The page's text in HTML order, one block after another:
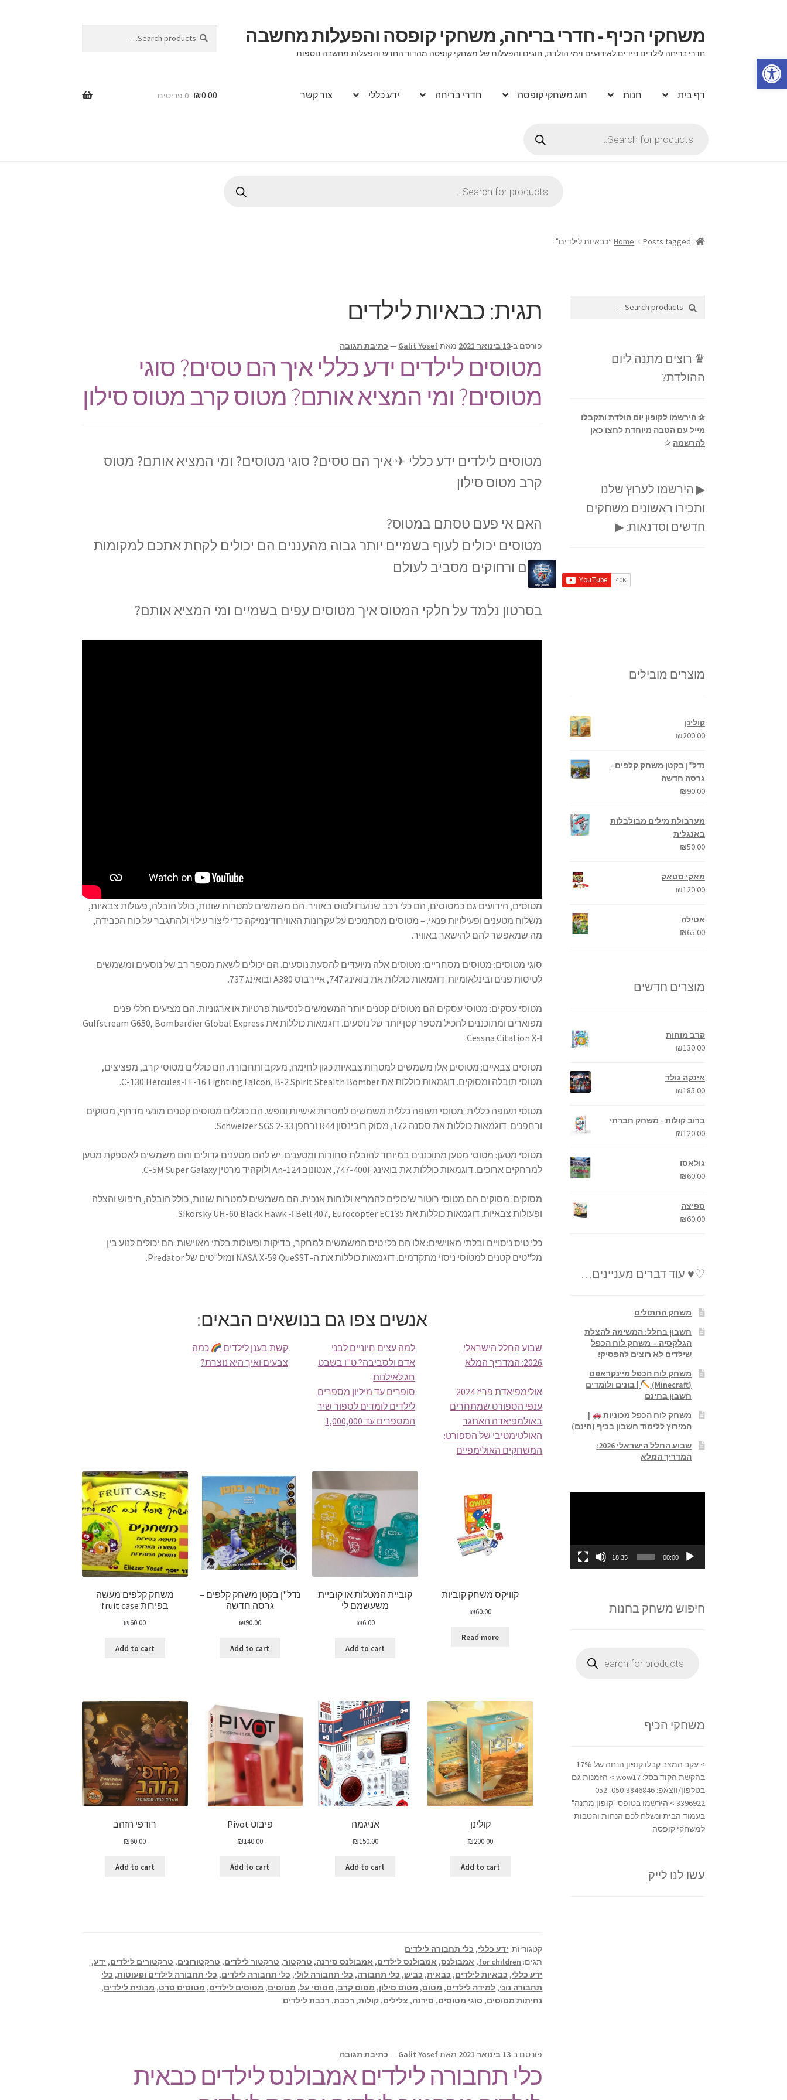
פתח סרגל נגישות
דלג
לניווט
לדלג
לתוכן
משחקי הכיף - חדרי בריחה, משחקי קופסה והפעלות מחשבה
חדרי בריחה לילדים ניידים לאירועים וימי הולדת, חוגים והפעלות של משחקי קופסה מהדור החדש והפעלות מחשבה נוספות
for:
דף בית חנות חוג משחקי קופסה חדרי בריחה ידע כללי צור קשר
search
₪0.00 0 פריטים
search
Home Posts tagged “כבאיות לילדים”
תגית: כבאיות לילדים
פורסם ב-13 בינואר 2021 מאתGalit Yosef
— כתיבת תגובה
מטוסים לילדים ידע כללי איך הם טסים? סוגי
מטוסים? ומי המציא אותם? מטוס קרב מטוס סילון
מטוסים לילדים ידע כללי ✈ איך הם טסים? סוגי מטוסים? ומי המציא אותם? מטוס
קרב מטוס סילון
האם אי פעם טסתם במטוס?
מטוסים יכולים לעוף בשמיים יותר גבוה מהעננים הם יכולים לקחת אתכם למקומות
יפים ורחוקים מסביב לעולם
בסרטון נלמד על חלקי המטוס איך מטוסים עפים בשמיים ומי המציא אותם?
מטוסים, הידועים גם כמטוסים, הם כלי רכב שנועדו לטוס באוויר. הם משמשים למטרות שונות, כולל הובלה, פעולות צבאיות,
משלוח מטענים ופעילויות פנאי. – מטוסים מסתמכים על עקרונות האווירודינמיקה כדי ליצור עילוי ולהתגבר על כוח הכבידה,
מה שמאפשר להם להישאר באוויר.
סוגי מטוסים: מטוסים מסחריים: מטוסים אלה מיועדים להסעת נוסעים. הם יכולים לשאת מספר רב של נוסעים ומשמשים
לטיסות פנים ובינלאומיות. דוגמאות כוללות את בואינג 747, איירבוס A380 ובואינג 737.
מטוסי עסקים: מטוסי עסקים הם מטוסים קטנים יותר המשמשים לנסיעות פרטיות או ארגוניות. הם מציעים חללי פנים
מפוארים ומתוכננים להכיל מספר קטן יותר של נוסעים. דוגמאות כוללות את Gulfstream G650, Bombardier Global Express
ו-Cessna Citation X.
מטוסים צבאיים: מטוסים אלו משמשים למטרות צבאיות כגון לחימה, מעקב ותחבורה. הם כוללים מטוסי קרב, מפציצים,
מטוסי תובלה ומסוקים. דוגמאות כוללות את F-16 Fighting Falcon, B-2 Spirit Stealth Bomber ו-C-130 Hercules.
מטוסי תעופה כללית: מטוסי תעופה כללית משמשים למטרות אישיות ונופש. הם כוללים מטוסים קטנים מונעי מדחף, מסוקים
ורחפנים. דוגמאות כוללות את ססנה 172, מסוק רובינסון R44 ורחפן Schweizer SGS 2-33.
מטוסי מטען: מטוסי מטען מתוכננים במיוחד להובלת סחורות ומטענים. יש להם מטענים גדולים והם משמשים לאספקת מטען
למרחקים ארוכים. דוגמאות כוללות את בואינג 747-400F, אנטונוב An-124 ולוקהיד מרטין C-5M Super Galaxy.
מסוקים: מסוקים הם מטוסי רוטור שיכולים להמריא ולנחות אנכית. הם משמשים למטרות שונות, כולל הובלה, חיפוש והצלה
ופעולות צבאיות. דוגמאות כוללות את Bell 407, Eurocopter EC135 ו- Sikorsky UH-60 Black Hawk.
כלי טיס ניסויים ובלתי מאוישים: אלו הם כלי טיס המשמשים למחקר, בדיקות ופעולות בלתי מאוישות. הם יכולים לנוע בין
מל"טים קטנים למטוסי ניסוי מתקדמים. דוגמאות כוללות את ה-NASA X-59 QueSST ומזל"טים של Predator.
אנשים צפו גם בנושאים הבאים:
שבוע החלל הישראלי
2026: המדריך המלא
למה עצים חיוניים לבני
אדם ולסביבה? ט"ו בשבט
חג לאילנות
קשת בענן לילדים
כמה
צבעים ואיך היא נוצרת?
אולימפיאדת פריז 2024
ענפי הספורט שמתחרים
באולמפיאדה האתגר
האולטימטיבי של הספורט:
המשחקים האולימפיים
סופרים עד מיליון מספרים
לילדים לומדים לספור שיר
המספרים עד 1,000,000
קוויקס משחק קוביות
₪60.00
Read more
קוביית המטלות או קוביית
משעשמם לי
₪6.00
Add to cart
נדל"ן בקטן משחק קלפים –
גרסה חדשה
₪90.00
Add to cart
משחק קלפים מעשה
בפירות fruit case
₪60.00
Add to cart
קולינן
₪200.00
Add to cart
אניגמה
₪150.00
Add to cart
פיבוט Pivot
₪140.00
Add to cart
רודפי הזהב
₪60.00
Add to cart
קטגוריות: ידע כללי, כלי תחבורה לילדים
תגים: for children
, אמבולנס, אמבולנס לילדים, אמבולנס סירנה, טרקטור, טרקטור לילדים, טרקטורונים, טרקטורים לילדים, ידע,
ידע כללי, כבאיות לילדים, כבאית, כביש, כלי תחבורה, כלי תחבורה לולי, כלי תחבורה לילדים, כלי תחבורה לילדים ופעוטות, כלי
תחבורה נוני, למידה לילדים, מטוס, מטוס סילון, מטוס קרב, מטוסי על, מטוסים, מטוסים לילדים, מטוסים סרט, מכונית לילדים,
נחיתות מטוסים, סוגי מטוסים, סירנה, צלילים, קולות, רכבת, רכבת לילדים
פורסם ב-13 בינואר 2021 מאתGalit Yosef
— כתיבת תגובה
כלי תחבורה לילדים אמבולנס לילדים כבאית
Search
for:
Search
♛ רוצים מתנה ליום
ההולדת?
✰ הירשמו לקופון יום הולדת ותקבלו
מייל עם הטבה מיוחדת לחצו כאן
להרשמה ✰
▶ הירשמו לערוץ שלנו
ותכירו ראשונים משחקים
חדשים וסדנאות: ▶
מוצרים מובילים
קולינן
₪200.00
נדל"ן בקטן משחק קלפים -
גרסה חדשה
₪90.00
מערבולת מילים מבולבלות
באנגלית
₪50.00
מאקי סטאק
₪120.00
אטילה
₪65.00
מוצרים חדשים
קרב מוחות
₪130.00
אינקה גולד
₪185.00
ברוב קולות - משחק חברתי
₪120.00
גולאסו
₪60.00
ספיצה
₪60.00
♡♥ עוד דברים מעניינים…
משחק החתולים
חשבון בחלל: המשימה להצלת
הגלקסיה – משחק לוח הכפל
שילדים לא רוצים להפסיק!
משחק לוח הכפל מיינקראפט
(Minecraft)
| בונים ולומדים
חשבון בחינם
משחק לוח הכפל מכוניות
|
המירוץ ללימוד חשבון בכיף (חינם)
שבוע החלל הישראלי 2026:
המדריך המלא
00:00
18:35
חיפוש משחק בחנות
search
משחקי הכיף
> עקב המצב קבלו קופון הנחה של 17%
בהקשת הקוד בסל: wow17 > הזמנות גם
בטלפון/ווצאפ: 050-3846846 052-
3396922 > הירשמו בטופס "קופון מתנה"
בעמוד הבית ונשלח לכם הנחות והטבות
למשחקי קופסה
עשו לנו לייק